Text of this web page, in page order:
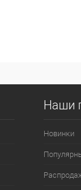
Наши
Новинки